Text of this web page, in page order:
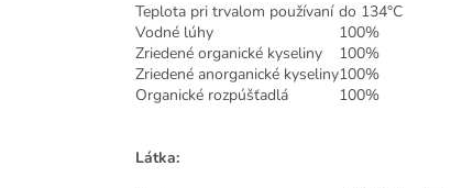
Teplota pri trvalom používaní do 134°C
Vodné lúhy
100%
Zriedené organické kyseliny
100%
Zriedené anorganické kyseliny100%
Organické rozpúšťadlá
100%
Látka: